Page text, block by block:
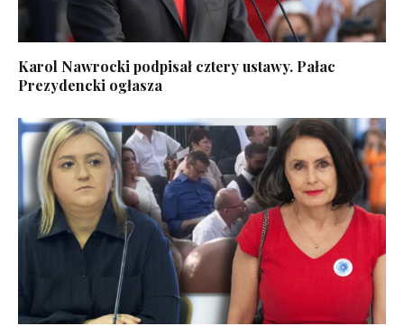
Karol Nawrocki podpisał cztery ustawy. Pałac
Prezydencki ogłasza